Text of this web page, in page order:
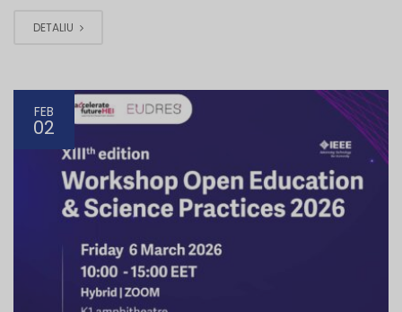
DETALIU
FEB
02